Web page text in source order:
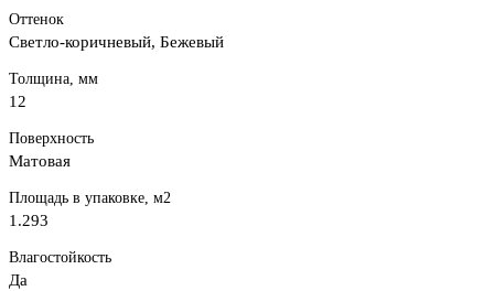
Оттенок
Светло-коричневый, Бежевый
Толщина, мм
12
Поверхность
Матовая
Площадь в упаковке, м2
1.293
Влагостойкость
Да